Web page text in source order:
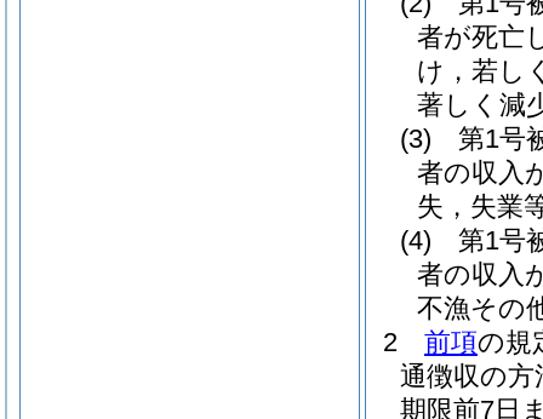
者が死亡
け，若し
著しく減
(3)
第1号
者の収入
失，失業
(4)
第1号
者の収入
不漁その
2
前項の規
通徴収の
期限前7日